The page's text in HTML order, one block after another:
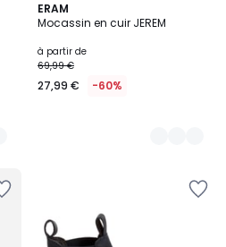
ERAM
Mocassin en cuir JEREM
à partir de
69,99 €
27,99 € -60%
3
Couleurs